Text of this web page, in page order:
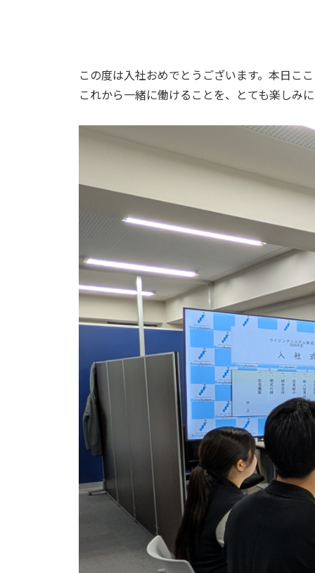
この度は入社おめでとうございます。本日こ
これから一緒に働けることを、とても楽しみ